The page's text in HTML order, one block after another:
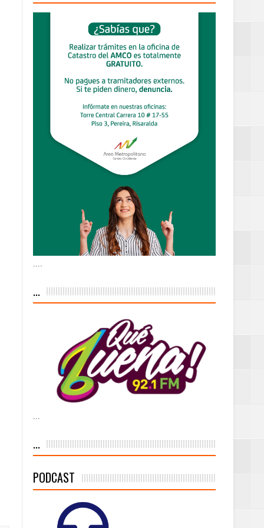
aérea y
volcánico
con
vía pública y
de
frecuencia
...
...
PODCAST